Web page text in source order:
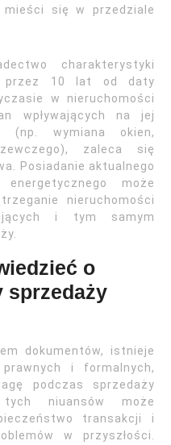
mieści się w przedziale
charakterystyki
przez 10 lat od daty
w nieruchomości
wpływających na jej
(np. wymiana okien,
zaleca się
Posiadanie aktualnego
może
nieruchomości
i tym samym
o
sprzedaży
dokumentów, istnieje
i formalnych,
podczas sprzedaży
tych niuansów może
transakcji i
w przyszłości.